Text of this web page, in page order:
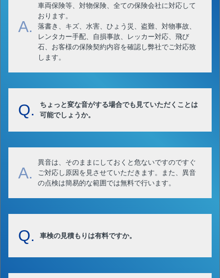
A.
車両保険等、対物保険、全ての保険会社に対応して
おります。
落書き、キズ、水害、ひょう災、盗難、対物事故、
レンタカー手配、自損事故、レッカー対応、飛び
石、お客様の保険契約内容を確認し弊社でご対応致
します。
Q.
ちょっと変な音がする場合でも見ていただくことは
可能でしょうか。
A.
異音は、そのままにしておくと危ないですのですぐ
ご対応し原因を見させていただきます。また、異音
の点検は簡易的な範囲では無料で行います。
Q. 車検の見積もりは有料ですか。